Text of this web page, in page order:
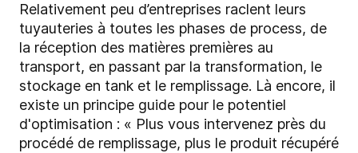
Relativement peu d’entreprises raclent leurs
tuyauteries à toutes les phases de process, de
la réception des matières premières au
transport, en passant par la transformation, le
stockage en tank et le remplissage. Là encore, il
existe un principe guide pour le potentiel
d'optimisation : « Plus vous intervenez près du
procédé de remplissage, plus le produit récupéré